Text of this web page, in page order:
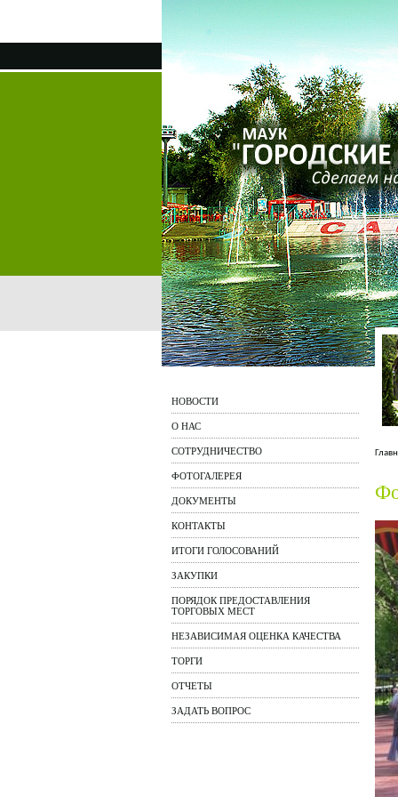
НОВОСТИ
О НАС
СОТРУДНИЧЕСТВО
ФОТОГАЛЕРЕЯ
ДОКУМЕНТЫ
КОНТАКТЫ
ИТОГИ ГОЛОСОВАНИЙ
ЗАКУПКИ
ПОРЯДОК ПРЕДОСТАВЛЕНИЯ
ТОРГОВЫХ МЕСТ
НЕЗАВИСИМАЯ ОЦЕНКА КАЧЕСТВА
ТОРГИ
ОТЧЕТЫ
ЗАДАТЬ ВОПРОС